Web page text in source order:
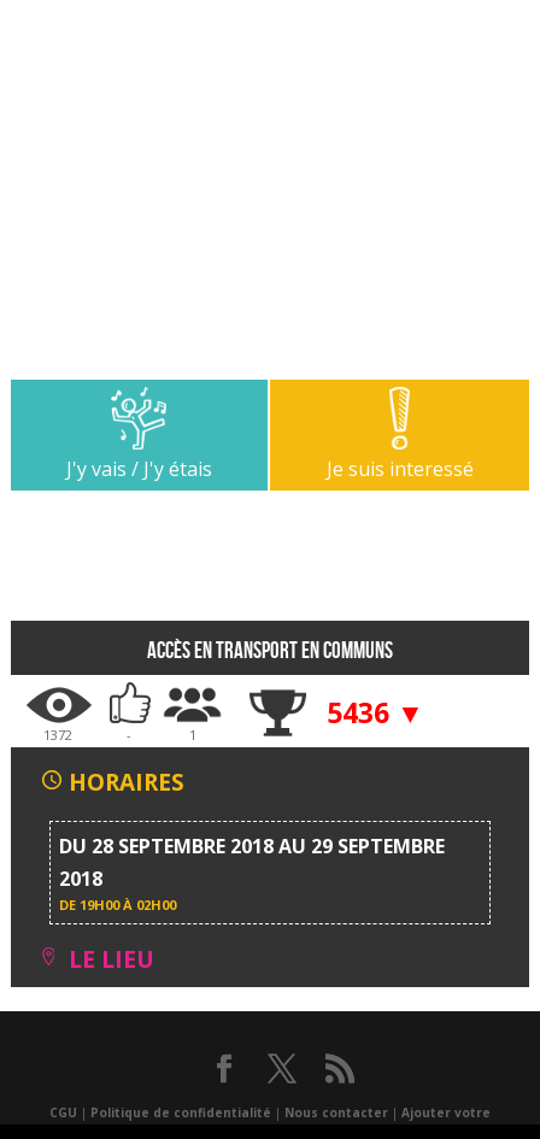
J'y vais / J'y étais Je suis interessé
Accès en transport en communs
1372 - 1
5436 ▼
HORAIRES
DU 28 SEPTEMBRE 2018 AU 29 SEPTEMBRE
2018
DE 19H00 À 02H00
LE LIEU
CGU | Politique de confidentialité | Nous contacter| Ajouter votre